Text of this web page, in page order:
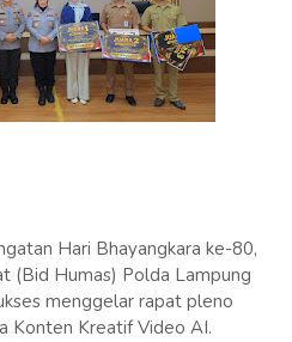
Hari Bhayangkara ke-80,
(Bid Humas) Polda Lampung
menggelar rapat pleno
Konten Kreatif Video AI.